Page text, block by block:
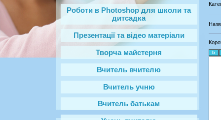
Роботи в Photoshop‎ для школи та
дитсадка
Презентації та відео матеріали
Творча майстерня
Вчитель вчителю
Вчитель учню
Вчитель батькам